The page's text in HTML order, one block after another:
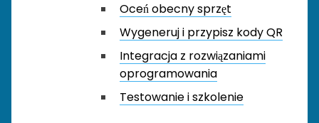
Oceń obecny sprzęt
Wygeneruj i przypisz kody QR
Integracja z rozwiązaniami
oprogramowania
Testowanie i szkolenie